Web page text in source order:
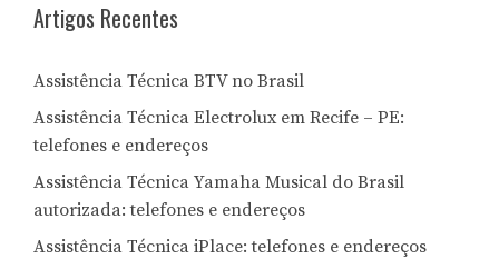
Artigos Recentes
Assistência Técnica BTV no Brasil
Assistência Técnica Electrolux em Recife – PE:
telefones e endereços
Assistência Técnica Yamaha Musical do Brasil
autorizada: telefones e endereços
Assistência Técnica iPlace: telefones e endereços